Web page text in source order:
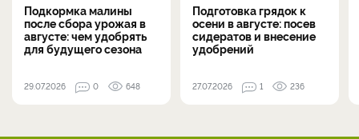
Подкормка малины
после сбора урожая в
августе: чем удобрять
для будущего сезона
29.07.2026 0 648
Подготовка грядок к
осени в августе: посев
сидератов и внесение
удобрений
27.07.2026 1 236